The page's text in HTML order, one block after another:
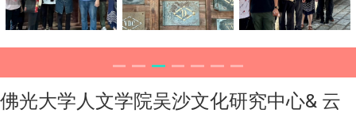
佛光大学人文学院吴沙文化研究中心& 云